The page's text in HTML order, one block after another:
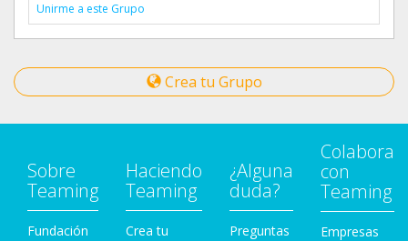
Unirme a este Grupo
Crea tu Grupo
Sobre
Teaming
Fundación
Haciendo
Teaming
Crea tu
¿Alguna
duda?
Preguntas
Colabora
con
Teaming
Empresas